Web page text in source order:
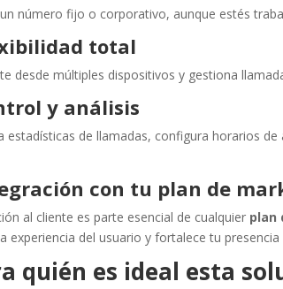
número fijo o corporativo, aunque estés
total
desde múltiples dispositivos y gestiona
y análisis
estadísticas de llamadas, configura horarios
con tu plan de
al cliente es parte esencial de cualquier plan
experiencia del usuario y fortalece tu
quién es ideal esta